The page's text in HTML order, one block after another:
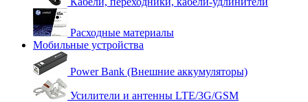
Расходные материалы
Мобильные устройства
Power Bank (Внешние аккумуляторы)
Усилители и антенны LTE/3G/GSM